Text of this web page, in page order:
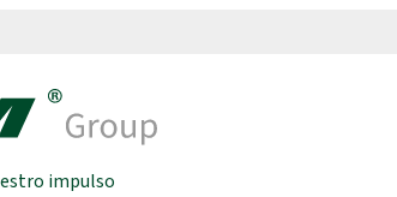
impulso